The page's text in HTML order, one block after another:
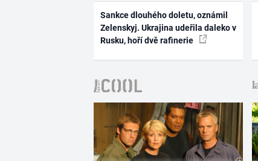
Sankce dlouhého doletu, oznámil
Zelenskyj. Ukrajina udeřila daleko v
Rusku, hoří dvě rafinerie